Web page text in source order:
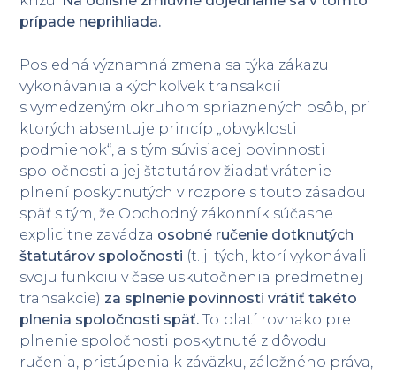
prípade neprihliada.
Posledná významná zmena sa týka zákazu
vykonávania akýchkoľvek transakcií
s vymedzeným okruhom spriaznených osôb, pri
ktorých absentuje princíp „obvyklosti
podmienok“, a s tým súvisiacej povinnosti
spoločnosti a jej štatutárov žiadať vrátenie
plnení poskytnutých v rozpore s touto zásadou
späť s tým, že Obchodný zákonník súčasne
explicitne zavádza osobné ručenie dotknutých
štatutárov spoločnosti (t. j. tých, ktorí vykonávali
svoju funkciu v čase uskutočnenia predmetnej
transakcie) za splnenie povinnosti vrátiť takéto
plnenia spoločnosti späť.To platí rovnako pre
plnenie spoločnosti poskytnuté z dôvodu
ručenia, pristúpenia k záväzku, záložného práva,